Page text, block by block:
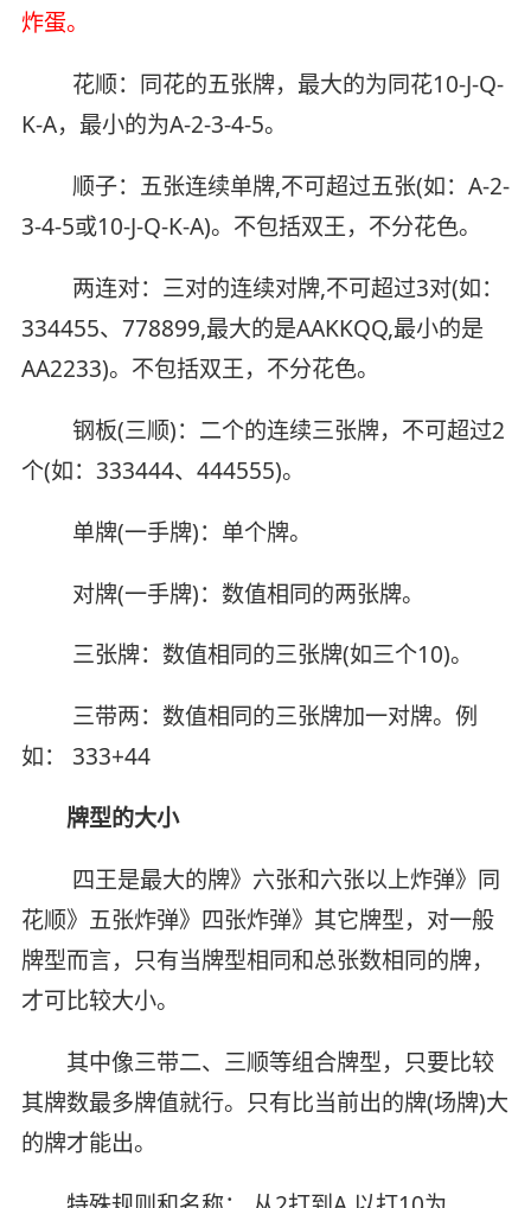
炸蛋。
花顺：同花的五张牌，最大的为同花10-J-Q-
K-A，最小的为A-2-3-4-5。
顺子：五张连续单牌,不可超过五张(如：A-2-
3-4-5或10-J-Q-K-A)。不包括双王，不分花色。
两连对：三对的连续对牌,不可超过3对(如：
334455、778899,最大的是AAKKQQ,最小的是
AA2233)。不包括双王，不分花色。
钢板(三顺)：二个的连续三张牌，不可超过2
个(如：333444、444555)。
单牌(一手牌)：单个牌。
对牌(一手牌)：数值相同的两张牌。
三张牌：数值相同的三张牌(如三个10)。
三带两：数值相同的三张牌加一对牌。例
如： 333+44
牌型的大小
四王是最大的牌》六张和六张以上炸弹》同
花顺》五张炸弹》四张炸弹》其它牌型，对一般
牌型而言，只有当牌型相同和总张数相同的牌，
才可比较大小。
其中像三带二、三顺等组合牌型，只要比较
其牌数最多牌值就行。只有比当前出的牌(场牌)大
的牌才能出。